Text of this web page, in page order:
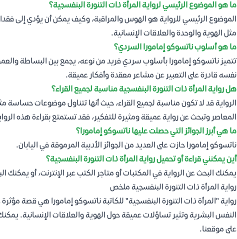
ما هو الموضوع الرئيسي لرواية المرأة ذات التنورة البنفسجية؟
الموضوع الرئيسي للرواية هو الهوس والمراقبة، وكيف يمكن أن يؤدي إلى
مثل الهوية والوحدة والعلاقات الإنسانية.
ما هو أسلوب ناتسوكو إمامورا السردي؟
تتميز ناتسوكو إمامورا بأسلوب سردي فريد من نوعه، يجمع بين البساطة
نفسه قادرة على التعبير عن مشاعر معقدة وأفكار عميقة.
هل رواية المرأة ذات التنورة البنفسجية مناسبة لجميع القراء؟
الرواية قد لا تكون مناسبة لجميع القراء، حيث أنها تتناول موضوعات حساسة
المعاصر وتبحث عن رواية عميقة ومثيرة للتفكير، فقد تستمتع بقراءة هذه
ما هي أبرز الجوائز التي حصلت عليها ناتسوكو إمامورا؟
ناتسوكو إمامورا حازت على العديد من الجوائز الأدبية المرموقة في اليابان.
أين يمكنني قراءة أو تحميل رواية المرأة ذات التنورة البنفسجية؟
يمكنك البحث عن الرواية في المكتبات أو متاجر الكتب عبر الإنترنت، أو يمكنك
رواية المرأة ذات التنورة البنفسجية ملخص
رواية "المرأة ذات التنورة البنفسجية" للكاتبة ناتسوكو إمامورا هي قصة
على موقعنا.